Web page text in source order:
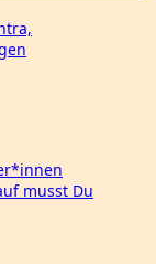
musst Du